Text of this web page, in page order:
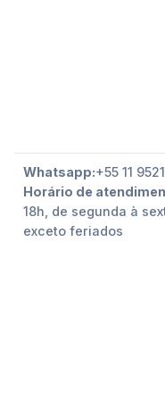
Whatsapp:+55 11
Horário de
18h, de segunda à
exceto feriados